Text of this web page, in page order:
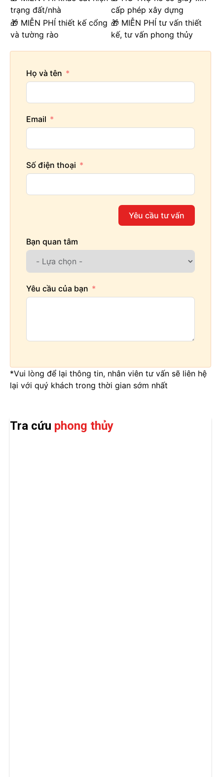
trạng đất/nhà
cấp phép xây dựng
🎁 MIỄN PHÍ thiết kế cổng
và tường rào
🎁 MIỄN PHÍ tư vấn thiết
kế, tư vấn phong thủy
Họ và tên
Email
Số điện thoại
Yêu cầu tư vấn
Bạn quan tâm
Yêu cầu của bạn
*Vui lòng để lại thông tin, nhân viên tư vấn sẽ liên hệ
lại với quý khách trong thời gian sớm nhất
Tra cứu phong thủy